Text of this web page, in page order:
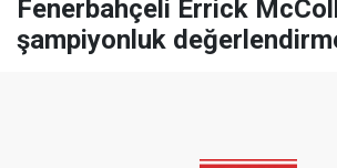
Fenerbahçeli Errick
şampiyonluk